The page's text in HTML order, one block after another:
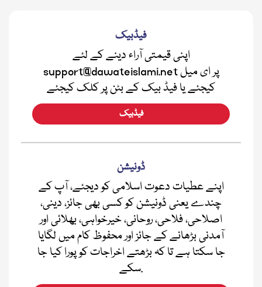
فیڈبیک
اپنی قیمتی آراء دینے کے لئے
support@dawateislami.net پر ای میل
کیجئے یا فیڈ بیک کے بٹن پر کلک کیجئے
فیڈبیک
ڈونیشن
اپنے عطیات دعوت اسلامی کو دیجئے، آپ کے
چندے یعنی ڈونیشن کو کسی بھی جائز، دینی،
اصلاحی، فلاحی، روحانی، خیرخواہی، بھلائی اور
آمدنی بڑھانے کے جائز اور محفوظ کام میں لگایا
جا سکتا ہے تا کہ بڑھتے اخراجات کو پورا کیا جا
سکے.